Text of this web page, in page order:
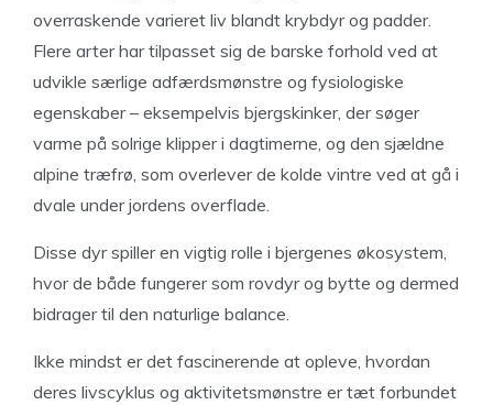
overraskende varieret liv blandt krybdyr og padder.
Flere arter har tilpasset sig de barske forhold ved at
udvikle særlige adfærdsmønstre og fysiologiske
egenskaber – eksempelvis bjergskinker, der søger
varme på solrige klipper i dagtimerne, og den sjældne
alpine træfrø, som overlever de kolde vintre ved at gå i
dvale under jordens overflade.
Disse dyr spiller en vigtig rolle i bjergenes økosystem,
hvor de både fungerer som rovdyr og bytte og dermed
bidrager til den naturlige balance.
Ikke mindst er det fascinerende at opleve, hvordan
deres livscyklus og aktivitetsmønstre er tæt forbundet